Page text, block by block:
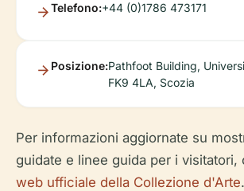
Telefono:+44 (0)1786 473171
Posizione:Pathfoot Building,
FK9 4LA, Scozia
Per informazioni aggiornate su
guidate e linee guida per i visitatori,
web ufficiale della Collezione d'Arte.